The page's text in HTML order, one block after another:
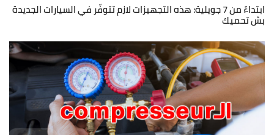
ابتداءً من 7 جويلية: هذه التجهيزات لازم تتوفّر في السيارات الجديدة
بش تحميك